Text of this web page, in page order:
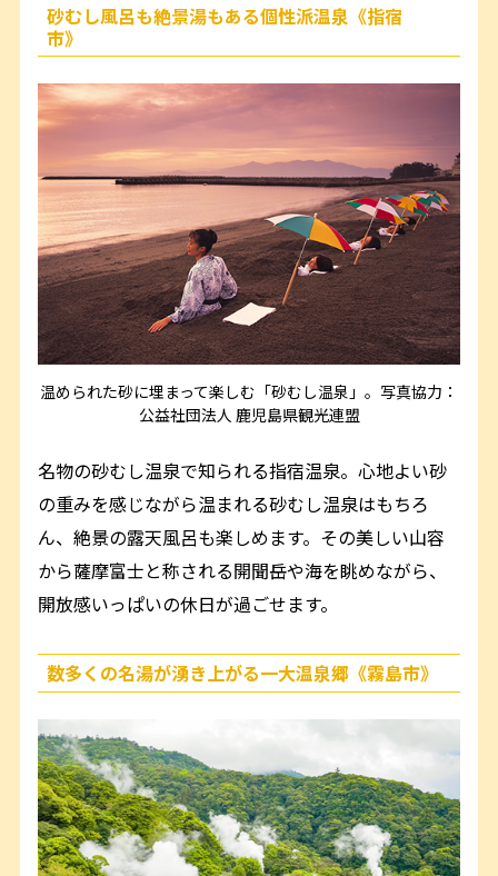
砂むし風呂も絶景湯もある個性派温泉《指宿
市》
温められた砂に埋まって楽しむ「砂むし温泉」。写真協力：
公益社団法人 鹿児島県観光連盟
名物の砂むし温泉で知られる指宿温泉。心地よい砂
の重みを感じながら温まれる砂むし温泉はもちろ
ん、絶景の露天風呂も楽しめます。その美しい山容
から薩摩富士と称される開聞岳や海を眺めながら、
開放感いっぱいの休日が過ごせます。
数多くの名湯が湧き上がる一大温泉郷《霧島市》